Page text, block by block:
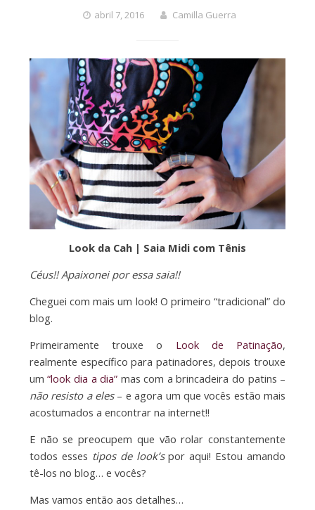
abril 7, 2016 Camilla Guerra
Look da Cah | Saia Midi com Tênis
Céus!! Apaixonei por essa saia!!
Cheguei com mais um look! O primeiro “tradicional” do
blog.
Primeiramente trouxe o Look de Patinação,
realmente específico para patinadores, depois trouxe
um“look dia a dia” mas com a brincadeira do patins –
não resisto a eles– e agora um que vocês estão mais
acostumados a encontrar na internet!!
E não se preocupem que vão rolar constantemente
todos esses tipos de look’spor aqui! Estou amando
tê-los no blog… e vocês?
Mas vamos então aos detalhes…